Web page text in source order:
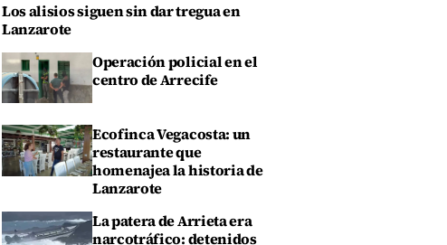
Los alisios siguen sin dar tregua en
Lanzarote
Operación policial en el
centro de Arrecife
Ecofinca Vegacosta: un
restaurante que
homenajea la historia de
Lanzarote
La patera de Arrieta era
narcotráfico: detenidos